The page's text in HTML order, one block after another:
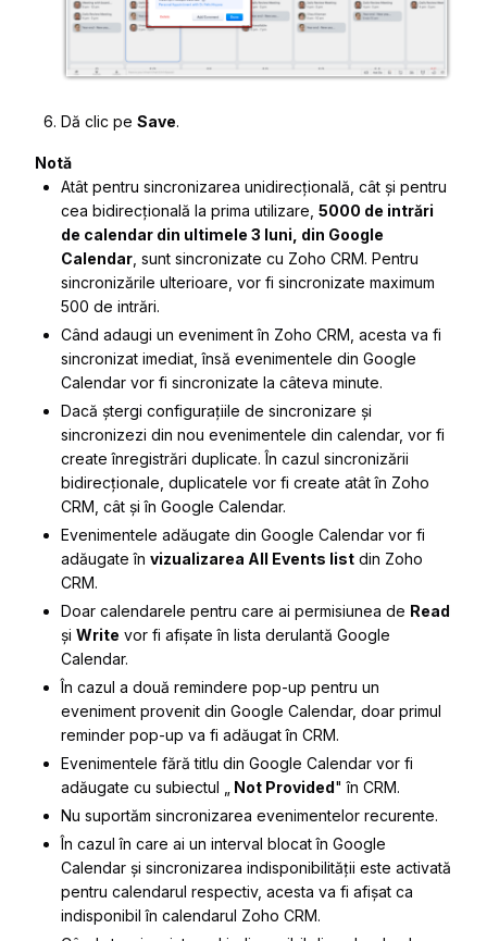
Dă clic pe Save.
Notă
Atât pentru sincronizarea unidirecțională, cât și pentru
cea bidirecțională la prima utilizare, 5000 de intrări
de calendar din ultimele 3 luni, din Google
Calendar , sunt sincronizate cu Zoho CRM. Pentru
sincronizările ulterioare, vor fi sincronizate maximum
500 de intrări.
Când adaugi un eveniment în Zoho CRM, acesta va fi
sincronizat imediat, însă evenimentele din Google
Calendar vor fi sincronizate la câteva minute.
Dacă ștergi configurațiile de sincronizare și
sincronizezi din nou evenimentele din calendar, vor fi
create înregistrări duplicate. În cazul sincronizării
bidirecționale, duplicatele vor fi create atât în Zoho
CRM, cât și în Google Calendar.
Evenimentele adăugate din Google Calendar vor fi
adăugate în vizualizarea All Events list din Zoho
CRM.
Doar calendarele pentru care ai permisiunea de Read
și Write vor fi afișate în lista derulantă Google
Calendar.
În cazul a două remindere pop-up pentru un
eveniment provenit din Google Calendar, doar primul
reminder pop-up va fi adăugat în CRM.
Evenimentele fără titlu din Google Calendar vor fi
adăugate cu subiectul „
Not Provided" în CRM.
Nu suportăm sincronizarea evenimentelor recurente.
În cazul în care ai un interval blocat în Google
Calendar și sincronizarea indisponibilității este activată
pentru calendarul respectiv, acesta va fi afișat ca
indisponibil în calendarul Zoho CRM.